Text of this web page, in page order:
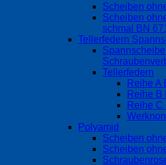
Scheiben
Scheiben
schmal BN 671
Tellerfedern
Tellerfedern
Reihe A
Reihe B
Reihe C
Polyamid
Scheiben
Scheiben